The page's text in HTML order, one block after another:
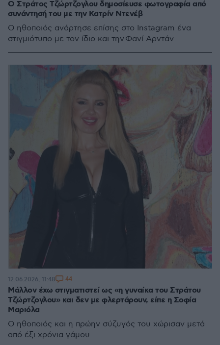
Ο Στράτος Τζώρτζογλου δημοσίευσε φωτογραφία από
συνάντησή του με την Κατρίν Ντενέβ
Ο ηθοποιός ανάρτησε επίσης στο Instagram ένα
στιγμιότυπο με τον ίδιο και την Φανί Αρντάν
Μάλλον έχω στιγματιστεί ως «η γυναίκα του Στράτου
Τζώρτζογλου» και δεν με φλερτάρουν, είπε η Σοφία
Μαριόλα
Ο ηθοποιός και η πρώην σύζυγός του χώρισαν μετά
από έξι χρόνια γάμου
12.06.2026, 11:48 44